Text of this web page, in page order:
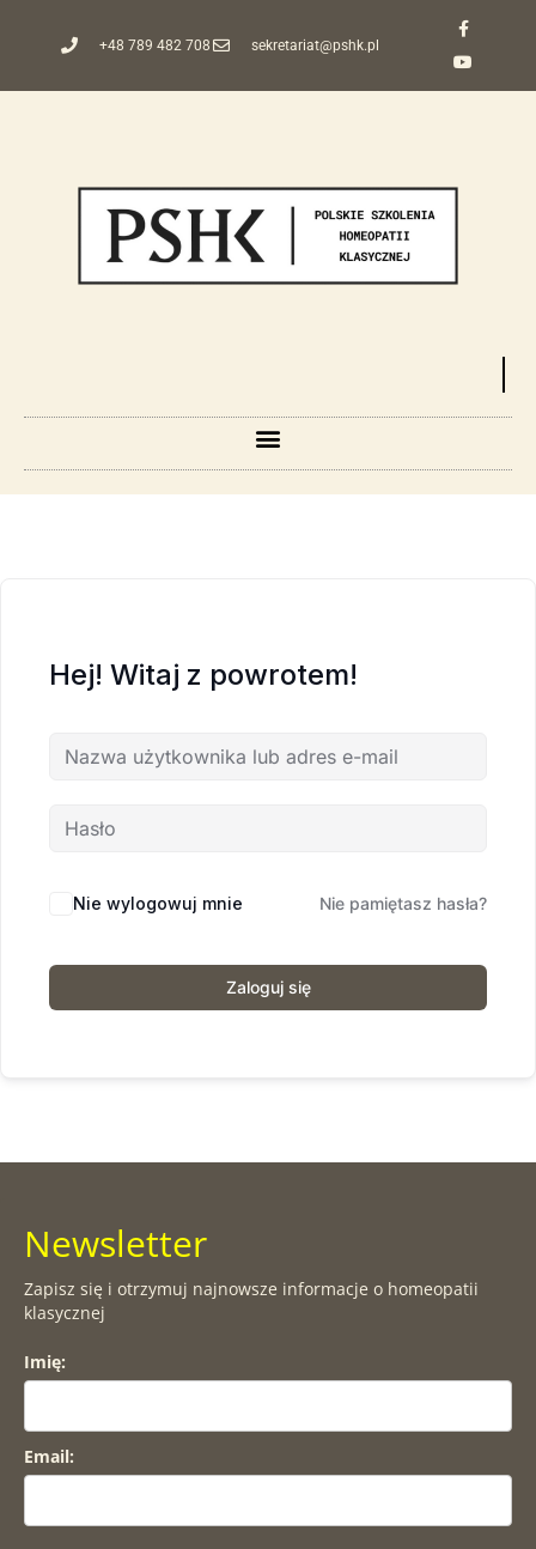
+48 789 482 708 sekretariat@pshk.pl
Hej! Witaj z powrotem!
Nie wylogowuj mnie Nie pamiętasz hasła?
Zaloguj się
Newsletter
Zapisz się i otrzymuj najnowsze informacje o homeopatii
klasycznej
Imię:
Email: